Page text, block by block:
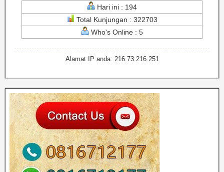
Hari ini : 194
Total Kunjungan : 322703
Who's Online : 5
Alamat IP anda: 216.73.216.251